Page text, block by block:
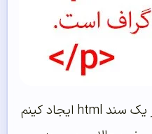
پس تا اینجا یاد گرفتیم چطور یک سند html ایجاد کینم